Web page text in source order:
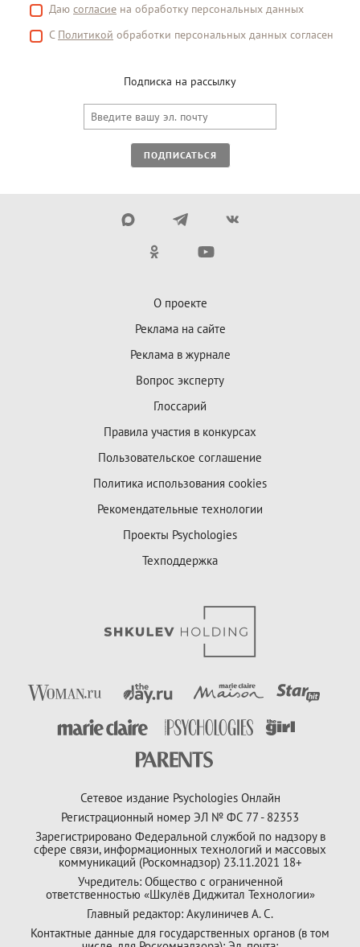
Даю согласие на обработку персональных данных
С Политикой обработки персональных данных согласен
Подписка на рассылку
ПОДПИСАТЬСЯ
О проекте
Реклама на сайте
Реклама в журнале
Вопрос эксперту
Глоссарий
Правила участия в конкурсах
Пользовательское соглашение
Политика использования cookies
Рекомендательные технологии
Проекты Psychologies
Техподдержка
Сетевое издание Psychologies Онлайн
Регистрационный номер ЭЛ № ФС 77 - 82353
Зарегистрировано Федеральной службой по надзору в
сфере связи, информационных технологий и массовых
коммуникаций (Роскомнадзор) 23.11.2021 18+
Учредитель: Общество с ограниченной
ответственностью «Шкулёв Диджитал Технологии»
Главный редактор: Акулиничев А. С.
Контактные данные для государственных органов (в том